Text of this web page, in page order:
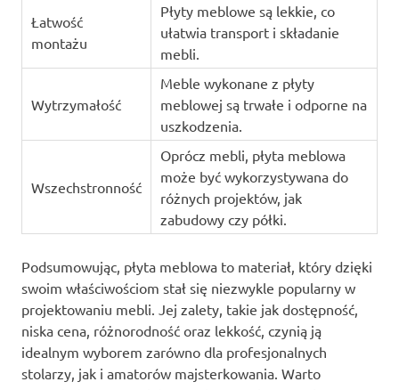
Łatwość
montażu
Płyty meblowe są lekkie, co
ułatwia transport i składanie
mebli.
Wytrzymałość
Meble wykonane z płyty
meblowej są trwałe i odporne na
uszkodzenia.
Wszechstronność
Oprócz mebli, płyta meblowa
może być wykorzystywana do
różnych projektów, jak
zabudowy czy półki.
Podsumowując, płyta meblowa to materiał, który dzięki
swoim właściwościom stał się niezwykle popularny w
projektowaniu mebli. Jej zalety, takie jak dostępność,
niska cena, różnorodność oraz lekkość, czynią ją
idealnym wyborem zarówno dla profesjonalnych
stolarzy, jak i amatorów majsterkowania. Warto